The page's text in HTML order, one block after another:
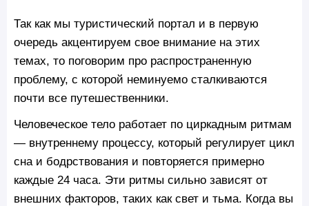
Так как мы туристический портал и в первую
очередь акцентируем свое внимание на этих
темах, то поговорим про распространенную
проблему, с которой неминуемо сталкиваются
почти все путешественники.
Человеческое тело работает по циркадным ритмам
— внутреннему процессу, который регулирует цикл
сна и бодрствования и повторяется примерно
каждые 24 часа. Эти ритмы сильно зависят от
внешних факторов, таких как свет и тьма. Когда вы